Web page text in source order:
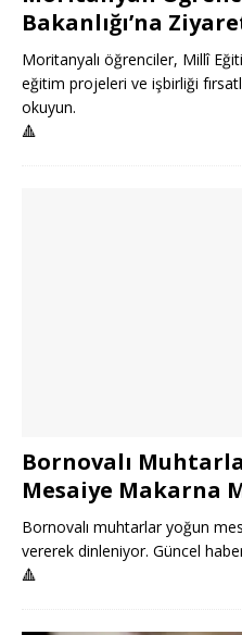
Bakanlığı’na
Moritanyalı öğrenciler, Millî
eğitim projeleri ve işbirliği
okuyun.
🔺
Bornovalı
Mesaiye Makarna
Bornovalı muhtarlar yoğun
vererek dinleniyor. Güncel
🔺